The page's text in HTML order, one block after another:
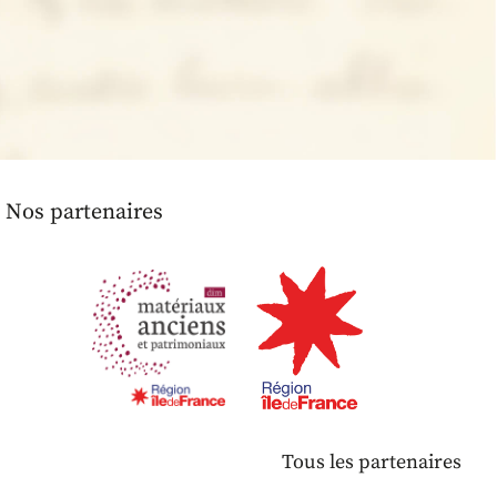
Nos partenaires
Tous les partenaires